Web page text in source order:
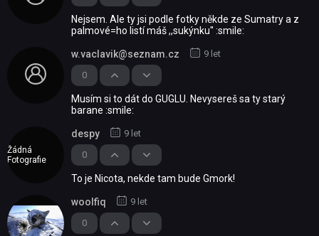
Nejsem. Ale ty jsi podle fotky někde ze Sumatry a z
palmové=ho listí máš ,,sukýnku'' :smile:
0
w.vaclavik@seznam.cz 9 let
Musím si to dát do GUGLU. Nevysereš sa ty starý
barane :smile:
Žádná
Fotografie
0
despy 9 let
To je Nicota, nekde tam bude Gmork!
0
woolfiq 9 let